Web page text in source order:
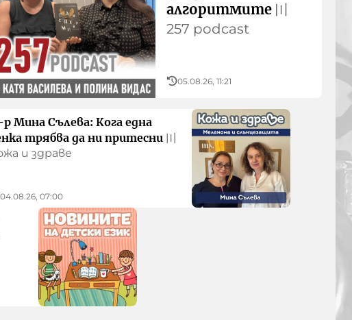
алгоритмите 〣
257 podcast
05.08.26, 11:21
Мина Сълева: Кога една
трябва да ни притесни 〣
и здраве
04.08.26, 07:00